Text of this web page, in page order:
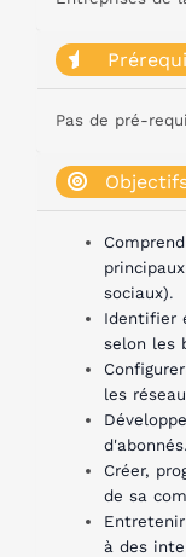
Pas de pré-
sociaux).
Identifier
selon les
les
d'abonnés.
Créer,
de sa
à des